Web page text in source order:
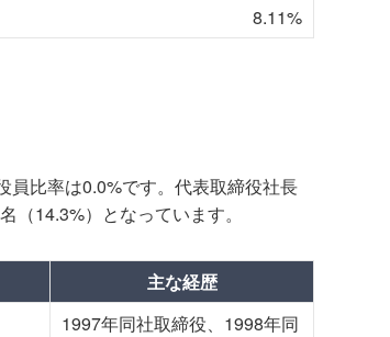
8.11%
員比率は0.0%です。代表取締役社長
14.3%）となっています。
主な経歴
1997年同社取締役、1998年同